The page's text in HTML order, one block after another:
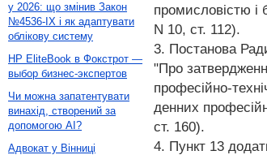
промисловістю і
N 10, ст. 112).
3. Постанова
"Про
професійно-
денних
ст. 160).
4. Пункт 13
у 2026: що змінив Закон
№4536-IX і як адаптувати
облікову систему
HP EliteBook в Фокстрот —
выбор бизнес-экспертов
Чи можна запатентувати
винахід, створений за
допомогою AI?
Адвокат у Вінниці